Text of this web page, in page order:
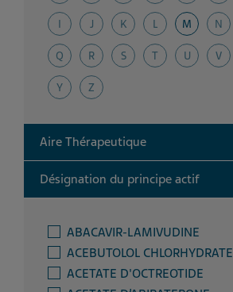
I J K L M N
Q R S T U V
Y Z
Aire Thérapeutique
Désignation du principe actif
ABACAVIR-LAMIVUDINE
ACEBUTOLOL CHLORHYDRATE
ACETATE D'OCTREOTIDE